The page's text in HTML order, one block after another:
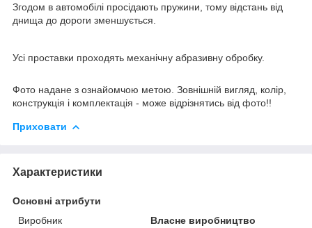
Згодом в автомобілі просідають пружини, тому відстань від
днища до дороги зменшується.
Усі проставки проходять механічну абразивну обробку.
Фото надане з ознайомчою метою. Зовнішній вигляд, колір,
конструкція і комплектація - може відрізнятись від фото!!
Приховати
Характеристики
Основні атрибути
Виробник
Власне виробництво